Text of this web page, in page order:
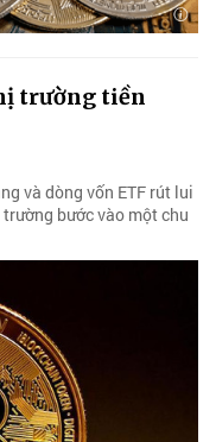
trường tiền
và dòng vốn ETF rút lui
bước vào một chu